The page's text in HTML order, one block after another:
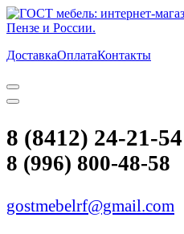
ДоставкаОплатаКонтакты
8 (8412) 24-21-54
8 (996) 800-48-58
gostmebelrf@gmail.com